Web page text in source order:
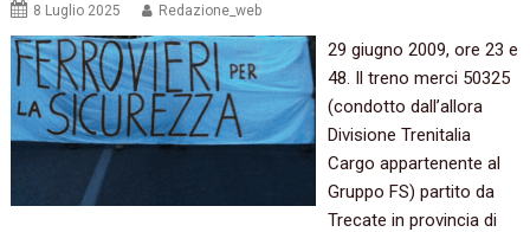
8 Luglio 2025 Redazione_web
29 giugno 2009, ore 23 e
48. Il treno merci 50325
(condotto dall’allora
Divisione Trenitalia
Cargo appartenente al
Gruppo FS) partito da
Trecate in provincia di